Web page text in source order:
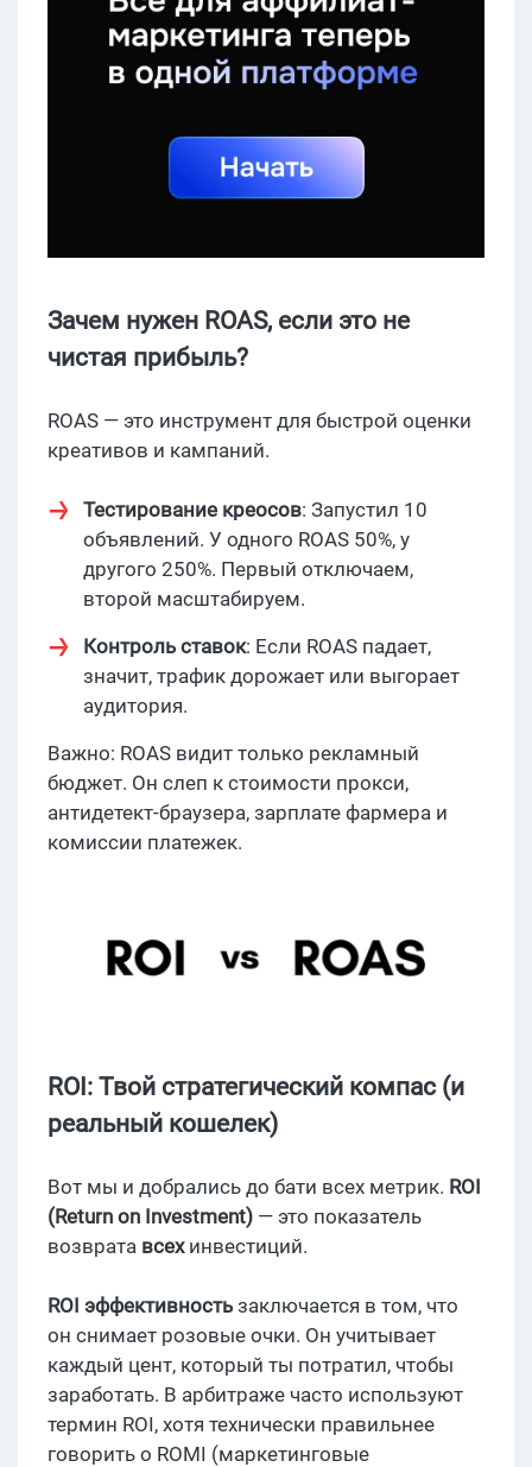
Зачем нужен ROAS, если это не
чистая прибыль?
ROAS — это инструмент для быстрой оценки
креативов и кампаний.
Тестирование креосов: Запустил 10
объявлений. У одного ROAS 50%, у
другого 250%. Первый отключаем,
второй масштабируем.
Контроль ставок: Если ROAS падает,
значит, трафик дорожает или выгорает
аудитория.
Важно: ROAS видит только рекламный
бюджет. Он слеп к стоимости прокси,
антидетект-браузера, зарплате фармера и
комиссии платежек.
ROI: Твой стратегический компас (и
реальный кошелек)
Вот мы и добрались до бати всех метрик. ROI
(Return on Investment) — это показатель
возврата всехинвестиций.
ROI эффективностьзаключается в том, что
он снимает розовые очки. Он учитывает
каждый цент, который ты потратил, чтобы
заработать. В арбитраже часто используют
термин ROI, хотя технически правильнее
говорить о ROMI (маркетинговые